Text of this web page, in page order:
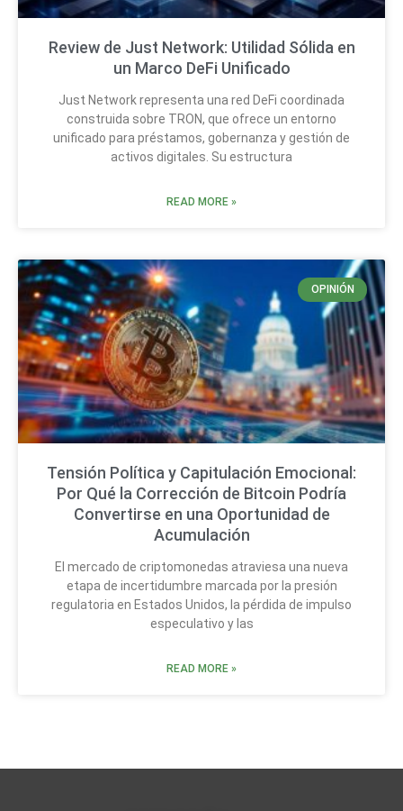
Review de Just Network: Utilidad Sólida en
un Marco DeFi Unificado
Just Network representa una red DeFi coordinada
construida sobre TRON, que ofrece un entorno
unificado para préstamos, gobernanza y gestión de
activos digitales. Su estructura
READ MORE »
OPINIÓN
Tensión Política y Capitulación Emocional:
Por Qué la Corrección de Bitcoin Podría
Convertirse en una Oportunidad de
Acumulación
El mercado de criptomonedas atraviesa una nueva
etapa de incertidumbre marcada por la presión
regulatoria en Estados Unidos, la pérdida de impulso
especulativo y las
READ MORE »